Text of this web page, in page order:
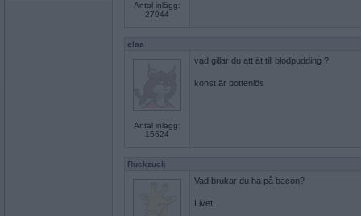
Antal inlägg:
27944
elaa
Antal inlägg:
15624
vad gillar du att ät till blodpudding ?
konst är bottenlös
Ruckzuck
Vad brukar du ha på bacon?
Livet.